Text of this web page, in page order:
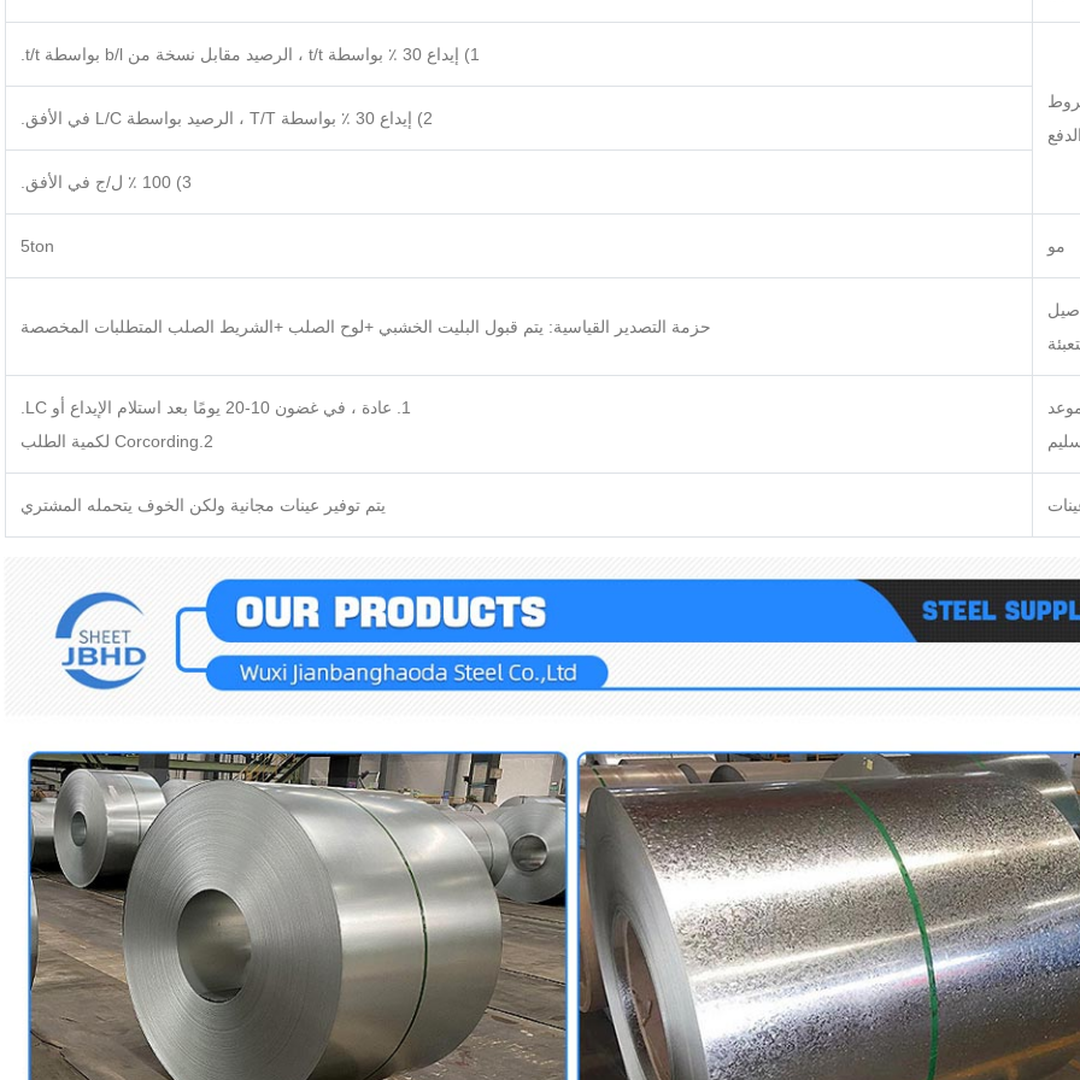
الدفع
1) إيداع 30 ٪ بواسطة t/t ، الرصيد مقابل نسخة من b/l بواسطة t/t.
2) إيداع 30 ٪ بواسطة T/T ، الرصيد بواسطة L/C في الأفق.
3) 100 ٪ ل/ج في الأفق.
مو 5ton
حزمة التصدير القياسية: يتم قبول البليت الخشبي +لوح الصلب +الشريط الصلب المتطلبات المخصصة
1. عادة ، في غضون 10-20 يومًا بعد استلام الإيداع أو LC.
2.Corcording لكمية الطلب
يتم توفير عينات مجانية ولكن الخوف يتحمله المشتري